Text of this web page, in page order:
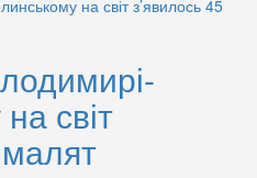
світ